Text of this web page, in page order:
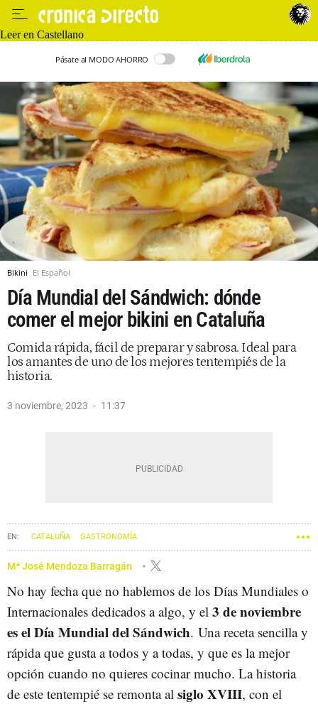
Leer en Castellano
Pásate al MODO AHORRO
Bikini El Español
Día Mundial del Sándwich: dónde
comer el mejor bikini en Cataluña
Comida rápida, fácil de preparar y sabrosa. Ideal para
los amantes de uno de los mejores tentempiés de la
historia.
3 noviembre, 2023 11:37
CATALUÑA GASTRONOMÍA
Mª José Mendoza Barragán
No hay fecha que no hablemos de los Días Mundiales o
Internacionales dedicados a algo, y el 3 de noviembre
es elDía Mundial del Sándwich. Una receta sencilla y
rápida que gusta a todos y a todas, y que es la mejor
opción cuando no quieres cocinar mucho. La historia
de este tentempié se remonta al siglo XVIII, con el